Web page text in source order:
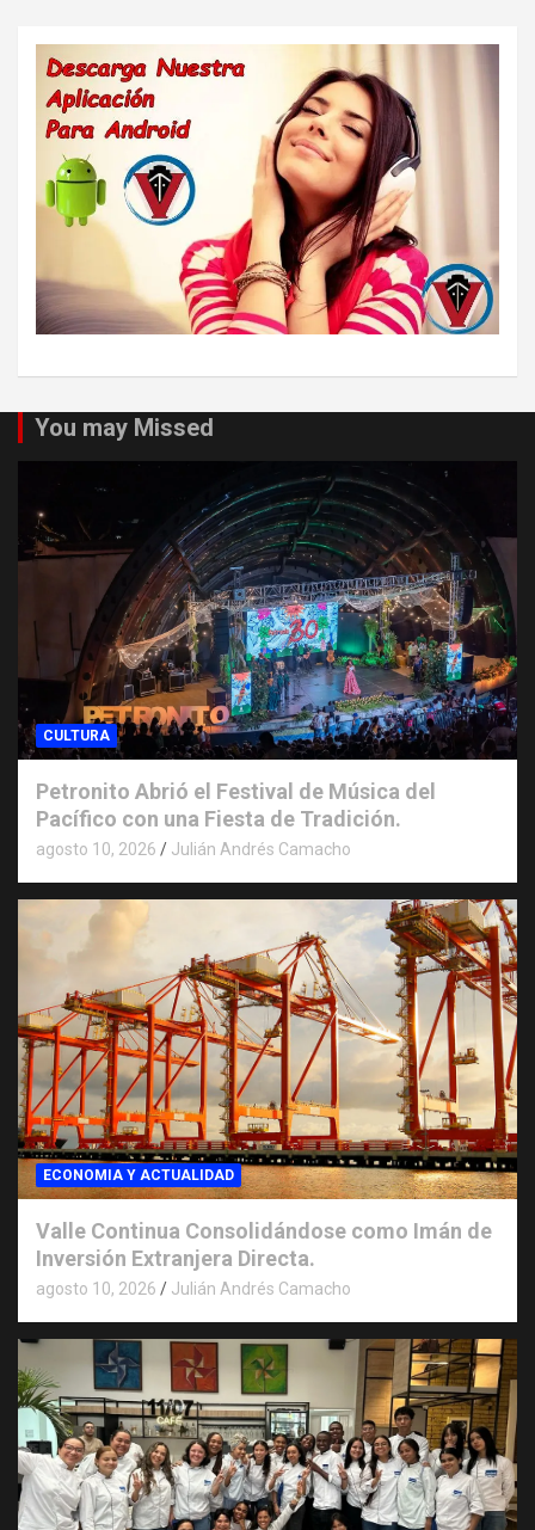
You may Missed
CULTURA
Petronito Abrió el Festival de Música del
Pacífico con una Fiesta de Tradición.
agosto 10, 2026 Julián Andrés Camacho
ECONOMIA Y ACTUALIDAD
Valle Continua Consolidándose como Imán de
Inversión Extranjera Directa.
agosto 10, 2026 Julián Andrés Camacho